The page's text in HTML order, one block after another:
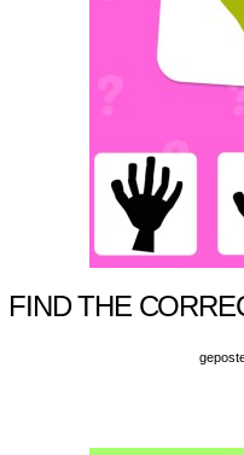
FIND THE